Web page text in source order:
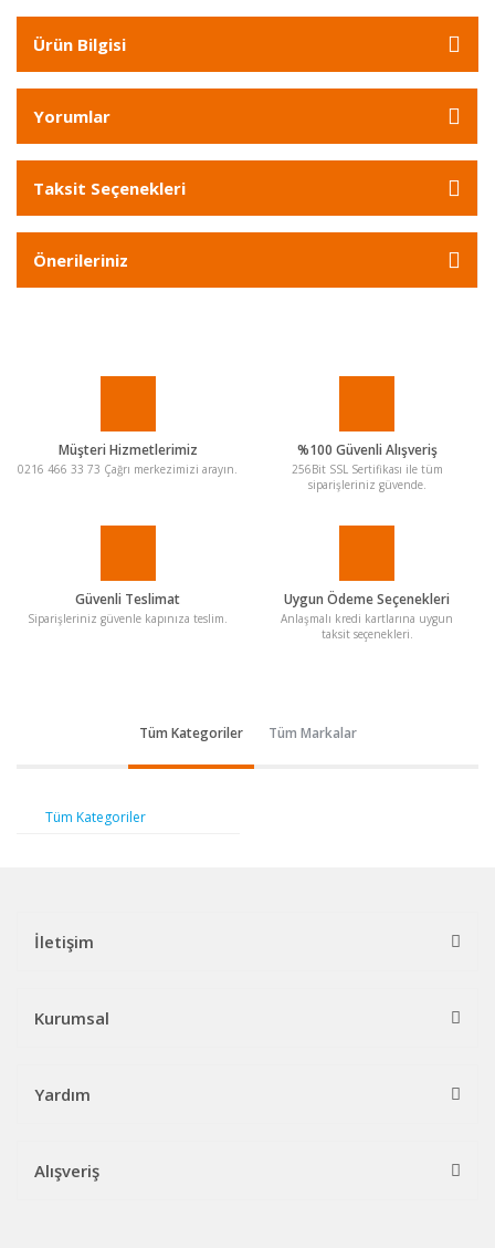
Ürün Bilgisi
Yorumlar
Taksit Seçenekleri
Önerileriniz
Müşteri Hizmetlerimiz
0216 466 33 73 Çağrı merkezimizi arayın.
%100 Güvenli Alışveriş
256Bit SSL Sertifikası ile tüm
siparişleriniz güvende.
Güvenli Teslimat
Siparişleriniz güvenle kapınıza teslim.
Uygun Ödeme Seçenekleri
Anlaşmalı kredi kartlarına uygun
taksit seçenekleri.
Tüm Kategoriler Tüm Markalar
Tüm Kategoriler
İletişim
Kurumsal
Yardım
Alışveriş